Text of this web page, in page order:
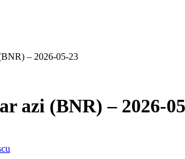
– 2026-05-23
azi (BNR) – 2026-